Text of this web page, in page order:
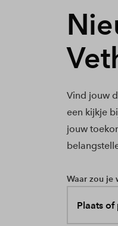
Vind jouw
een kijkje
jouw
Waar zou je
Plaats